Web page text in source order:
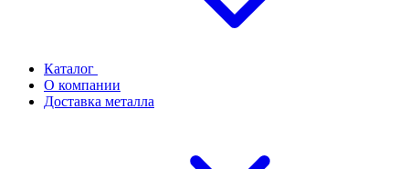
Каталог
О компании
Доставка металла